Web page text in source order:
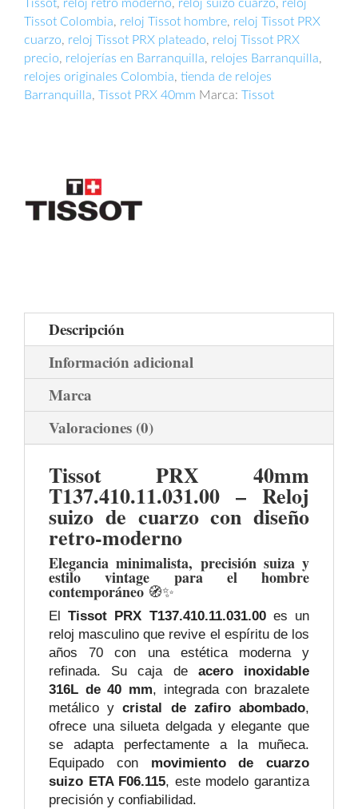
Tissot, reloj retro moderno, reloj suizo cuarzo, reloj
Tissot Colombia, reloj Tissot hombre, reloj Tissot PRX
cuarzo, reloj Tissot PRX plateado, reloj Tissot PRX
precio, relojerías en Barranquilla, relojes Barranquilla,
relojes originales Colombia, tienda de relojes
Barranquilla, Tissot PRX 40mm Marca: Tissot
Descripción
Información adicional
Marca
Valoraciones (0)
Tissot PRX 40mm
T137.410.11.031.00 – Reloj
suizo de cuarzo con diseño
retro-moderno
Elegancia minimalista, precisión suiza y
estilo vintage para el hombre
contemporáneo 🧭✨
ElTissot PRX T137.410.11.031.00es un
reloj masculino que revive el espíritu de los
años 70 con una estética moderna y
refinada. Su caja de acero inoxidable
316L de 40 mm, integrada con brazalete
metálico ycristal de zafiro abombado,
ofrece una silueta delgada y elegante que
se adapta perfectamente a la muñeca.
Equipado con movimiento de cuarzo
suizo ETA F06.115, este modelo garantiza
precisión y confiabilidad.